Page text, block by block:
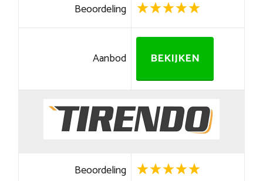
Beoordeling
Aanbod BEKIJKEN
Beoordeling